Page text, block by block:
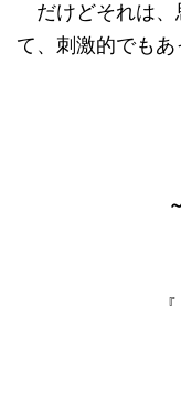
だけどそれは、
て、刺激的で